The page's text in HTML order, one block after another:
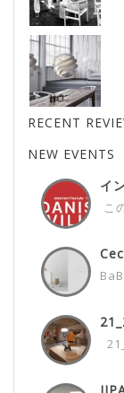
RECENT
NEW EVENTS
イ
こ